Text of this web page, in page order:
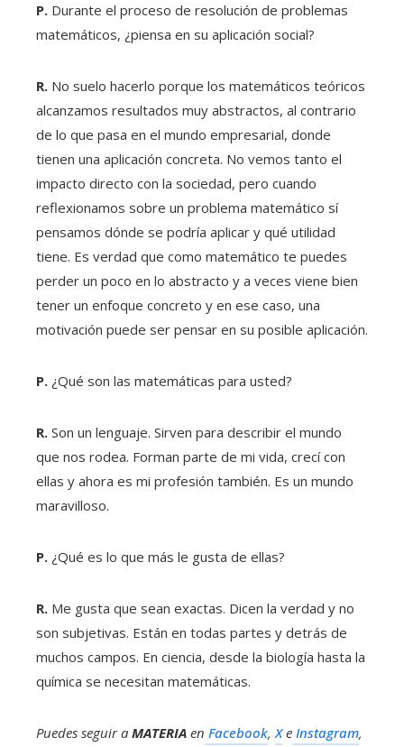
P. Durante el proceso de resolución de problemas
matemáticos, ¿piensa en su aplicación social?
R. No suelo hacerlo porque los matemáticos teóricos
alcanzamos resultados muy abstractos, al contrario
de lo que pasa en el mundo empresarial, donde
tienen una aplicación concreta. No vemos tanto el
impacto directo con la sociedad, pero cuando
reflexionamos sobre un problema matemático sí
pensamos dónde se podría aplicar y qué utilidad
tiene. Es verdad que como matemático te puedes
perder un poco en lo abstracto y a veces viene bien
tener un enfoque concreto y en ese caso, una
motivación puede ser pensar en su posible aplicación.
P. ¿Qué son las matemáticas para usted?
R. Son un lenguaje. Sirven para describir el mundo
que nos rodea. Forman parte de mi vida, crecí con
ellas y ahora es mi profesión también. Es un mundo
maravilloso.
P. ¿Qué es lo que más le gusta de ellas?
R. Me gusta que sean exactas. Dicen la verdad y no
son subjetivas. Están en todas partes y detrás de
muchos campos. En ciencia, desde la biología hasta la
química se necesitan matemáticas.
Puedes seguir a MATERIA en Facebook,Xe Instagram,